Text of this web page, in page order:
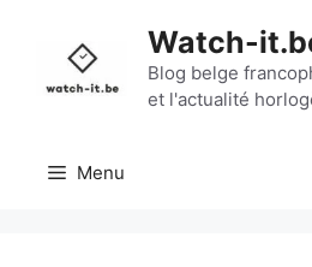
contenu
Watch-
Blog belge
et l'actualité
Menu